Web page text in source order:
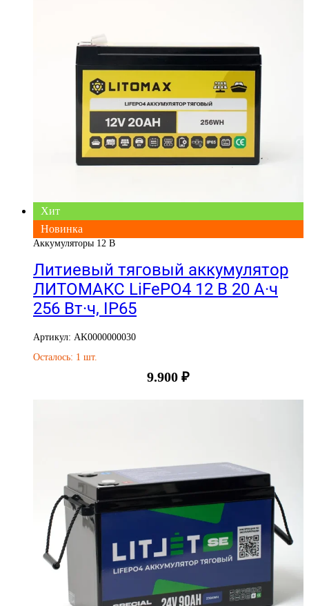
Хит
Новинка
Аккумуляторы 12 В
Литиевый тяговый аккумулятор
ЛИТОМАКС LiFePO4 12 В 20 А·ч
256 Вт·ч, IP65
Артикул: AK0000000030
Осталось: 1 шт.
9.900 ₽